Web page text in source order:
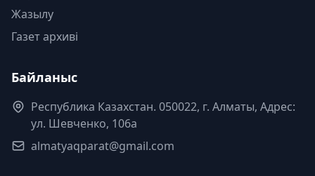
Жазылу
Газет архиві
Байланыс
Республика Казахстан. 050022, г. Алматы, Адрес:
ул. Шевченко, 106а
almatyaqparat@gmail.com